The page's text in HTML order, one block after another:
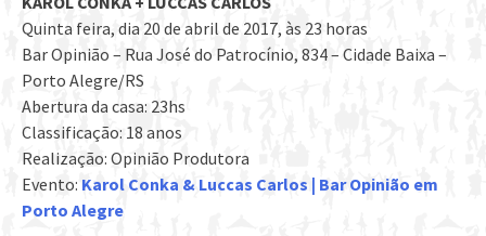
Quinta feira, dia 20 de abril de 2017, às 23 horas
Bar Opinião – Rua José do Patrocínio, 834 – Cidade Baixa –
Porto Alegre/RS
Abertura da casa: 23hs
Classificação: 18 anos
Realização: Opinião Produtora
Evento: Karol Conka & Luccas Carlos | Bar Opinião em
Porto Alegre